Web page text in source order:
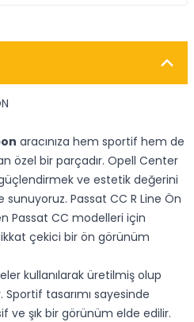
aracınıza hem sportif hem de
özel bir parçadır. Opell Center
güçlendirmek ve estetik değerini
Passat CC R Line Ön
Passat CC modelleri için
çekici bir ön görünüm
kullanılarak üretilmiş olup
tasarımı sayesinde
ve şık bir görünüm elde edilir.